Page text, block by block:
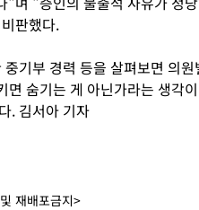
판했다.
기부 경력 등을 살펴보면 의
숨기는 게 아닌가라는 생각
. 김서아 기자
재배포금지>